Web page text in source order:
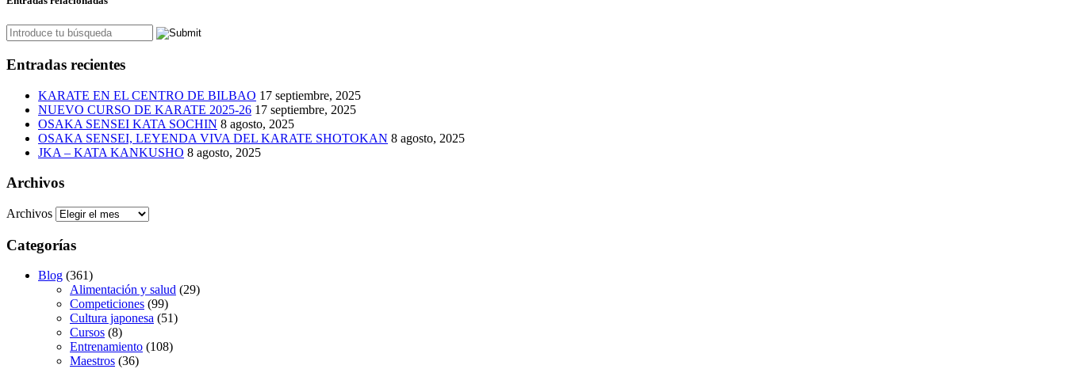
Entradas recientes
KARATE EN EL CENTRO DE BILBAO 17 septiembre, 2025
NUEVO CURSO DE KARATE 2025-26 17 septiembre, 2025
OSAKA SENSEI KATA SOCHIN 8 agosto, 2025
OSAKA SENSEI, LEYENDA VIVA DEL KARATE SHOTOKAN 8 agosto, 2025
JKA – KATA KANKUSHO 8 agosto, 2025
Archivos
Archivos
Categorías
Blog (361)
Alimentación y salud (29)
Competiciones (99)
Cultura japonesa (51)
Cursos (8)
Entrenamiento (108)
Maestros (36)